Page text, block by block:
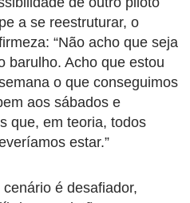
a se reestruturar, o
“Não acho que seja
barulho. Acho que estou
o que conseguimos
aos sábados e
que, em teoria, todos
estar.”
é desafiador,